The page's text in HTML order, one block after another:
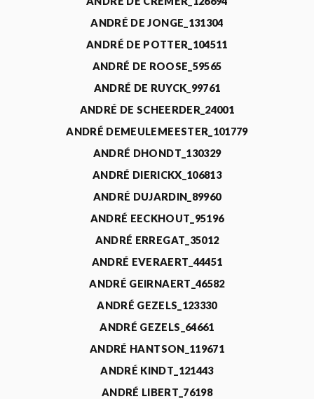
ANDRÉ DE JONGE_131304
ANDRÉ DE POTTER_104511
ANDRÉ DE ROOSE_59565
ANDRÉ DE RUYCK_99761
ANDRÉ DE SCHEERDER_24001
ANDRÉ DEMEULEMEESTER_101779
ANDRÉ DHONDT_130329
ANDRÉ DIERICKX_106813
ANDRÉ DUJARDIN_89960
ANDRÉ EECKHOUT_95196
ANDRÉ ERREGAT_35012
ANDRÉ EVERAERT_44451
ANDRÉ GEIRNAERT_46582
ANDRÉ GEZELS_123330
ANDRÉ GEZELS_64661
ANDRÉ HANTSON_119671
ANDRÉ KINDT_121443
ANDRÉ LIBERT_76198